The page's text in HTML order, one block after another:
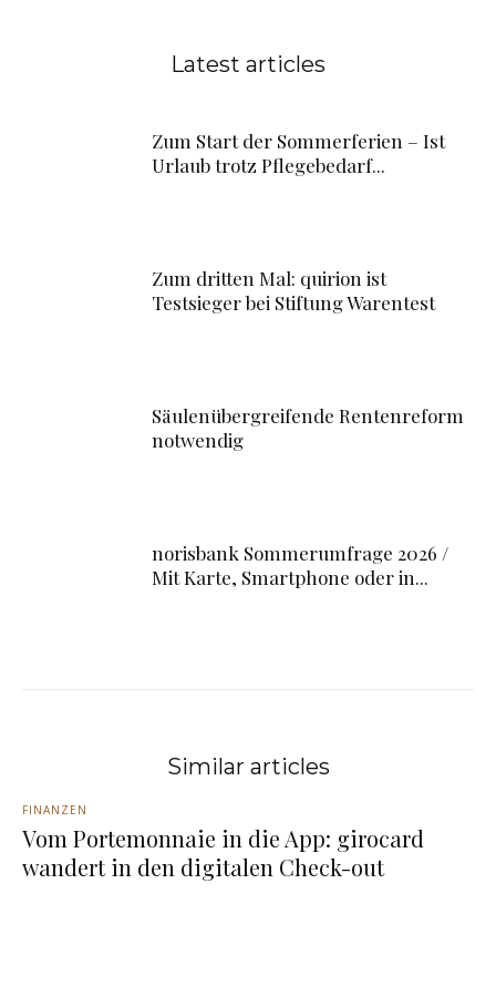
Latest articles
Zum Start der Sommerferien – Ist
Urlaub trotz Pflegebedarf...
Zum dritten Mal: quirion ist
Testsieger bei Stiftung Warentest
Säulenübergreifende Rentenreform
notwendig
norisbank Sommerumfrage 2026 /
Mit Karte, Smartphone oder in...
Similar articles
FINANZEN
Vom Portemonnaie in die App: girocard
wandert in den digitalen Check-out